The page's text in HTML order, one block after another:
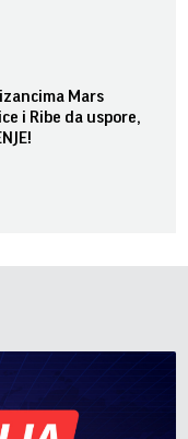
Mars
i Ribe da uspore,